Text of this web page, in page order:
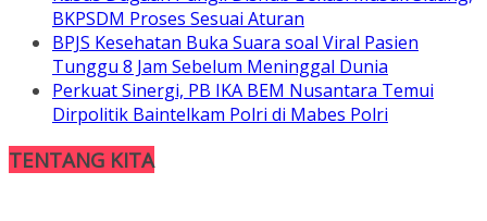
BKPSDM Proses Sesuai Aturan
BPJS Kesehatan Buka Suara soal Viral Pasien
Tunggu 8 Jam Sebelum Meninggal Dunia
Perkuat Sinergi, PB IKA BEM Nusantara Temui
Dirpolitik Baintelkam Polri di Mabes Polri
TENTANG KITA